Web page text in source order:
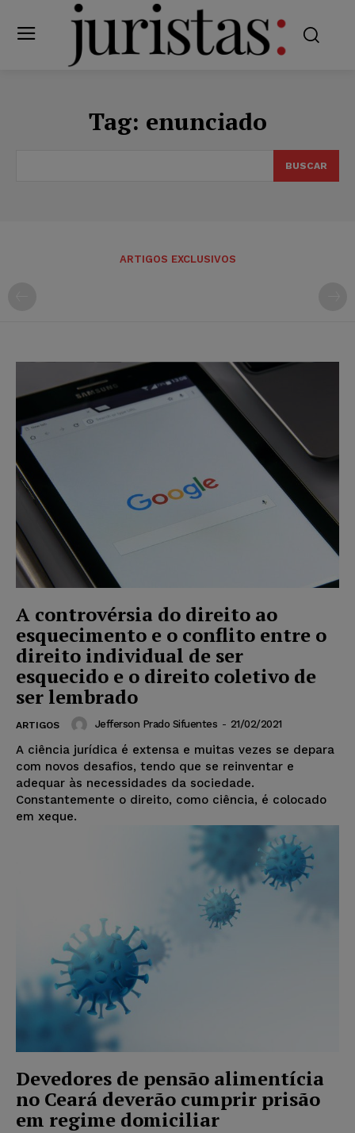
Tag: enunciado
BUSCAR
ARTIGOS EXCLUSIVOS
A controvérsia do direito ao
esquecimento e o conflito entre o
direito individual de ser
esquecido e o direito coletivo de
ser lembrado
ARTIGOS Jefferson Prado Sifuentes - 21/02/2021
A ciência jurídica é extensa e muitas vezes se depara
com novos desafios, tendo que se reinventar e
adequar às necessidades da sociedade.
Constantemente o direito, como ciência, é colocado
em xeque.
Devedores de pensão alimentícia
no Ceará deverão cumprir prisão
em regime domiciliar